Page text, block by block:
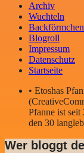
Archiv
Wuchteln
Backförmchen
Blogroll
Impressum
Datenschutz
Startseite
• Etoshas
Pfanne ist
den 30
Wer bloggt